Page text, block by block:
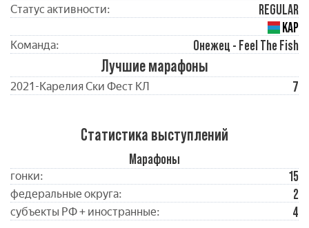
Статус активности:
REGULAR
КАР
Команда: Онежец - Feel The Fish
Лучшие марафоны
2021-Карелия Ски Фест КЛ 7
Статистика выступлений
Марафоны
гонки: 15
федеральные округа: 2
субъекты РФ + иностранные:
4